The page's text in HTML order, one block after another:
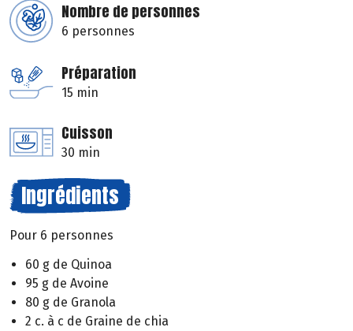
Nombre de personnes
6 personnes
Préparation
15 min
Cuisson
30 min
Ingrédients
Pour 6 personnes
60 g de Quinoa
95 g de Avoine
80 g de Granola
2 c. à c de Graine de chia